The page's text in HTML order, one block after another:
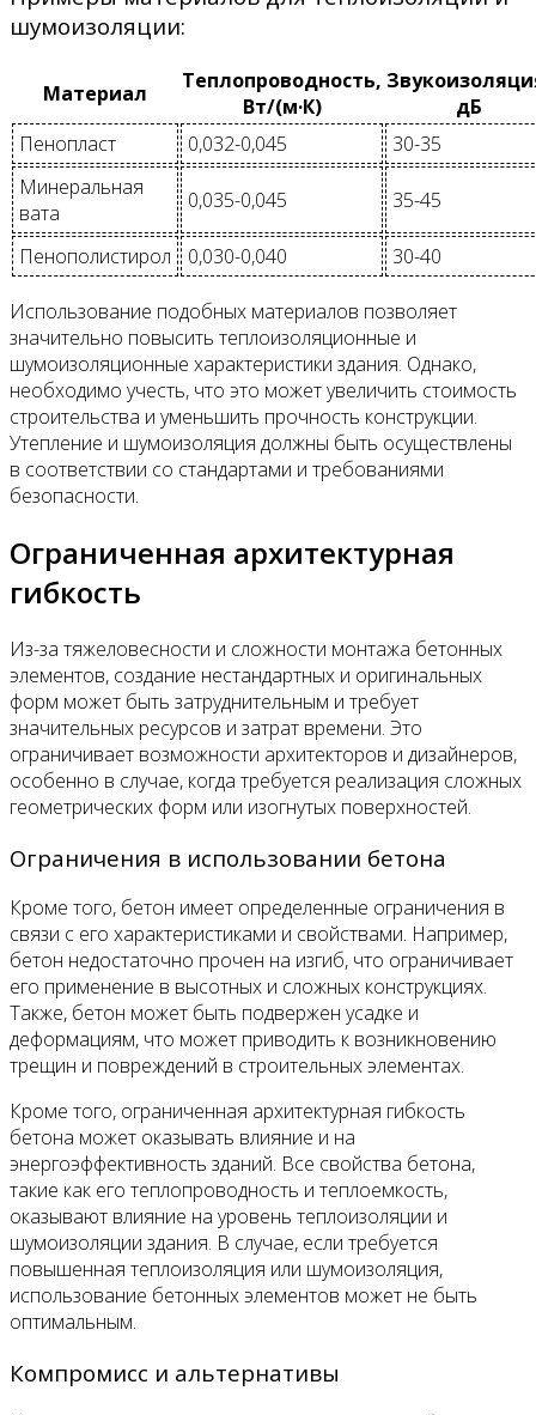
шумоизоляции:
Материал
Теплопроводность,
Вт/(м·К)
дБ
Пенопласт
0,032-0,045
30-35
Минеральная
вата
0,035-0,045 35-45
Пенополистирол 0,030-0,040 30-40
Использование подобных материалов позволяет
значительно повысить теплоизоляционные и
шумоизоляционные характеристики здания. Однако,
необходимо учесть, что это может увеличить стоимость
строительства и уменьшить прочность конструкции.
Утепление и шумоизоляция должны быть осуществлены
в соответствии со стандартами и требованиями
безопасности.
Ограниченная архитектурная
гибкость
Из-за тяжеловесности и сложности монтажа бетонных
элементов, создание нестандартных и оригинальных
форм может быть затруднительным и требует
значительных ресурсов и затрат времени. Это
ограничивает возможности архитекторов и дизайнеров,
особенно в случае, когда требуется реализация сложных
геометрических форм или изогнутых поверхностей.
Ограничения в использовании бетона
Кроме того, бетон имеет определенные ограничения в
связи с его характеристиками и свойствами. Например,
бетон недостаточно прочен на изгиб, что ограничивает
его применение в высотных и сложных конструкциях.
Также, бетон может быть подвержен усадке и
деформациям, что может приводить к возникновению
трещин и повреждений в строительных элементах.
Кроме того, ограниченная архитектурная гибкость
бетона может оказывать влияние и на
энергоэффективность зданий. Все свойства бетона,
такие как его теплопроводность и теплоемкость,
оказывают влияние на уровень теплоизоляции и
шумоизоляции здания. В случае, если требуется
повышенная теплоизоляция или шумоизоляция,
использование бетонных элементов может не быть
оптимальным.
Компромисс и альтернативы